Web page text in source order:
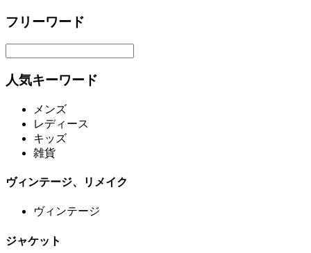
フリーワード
人気キーワード
メンズ
レディース
キッズ
雑貨
ヴィンテージ、リメイク
ヴィンテージ
ジャケット